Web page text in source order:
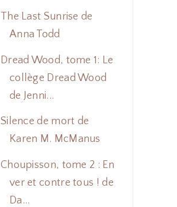
The Last Sunrise de
Anna Todd
Dread Wood, tome 1: Le
collège Dread Wood
de Jenni...
Silence de mort de
Karen M. McManus
Choupisson, tome 2 : En
ver et contre tous ! de
Da...